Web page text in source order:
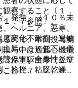
察すること〔１．
．７参照〕。
ので、本剤投与開
投与中は適宜心機能
（左室駆出率（ＬＶ
と〔７．２、９．
発熱、（１０％未
ヘルニア、悪寒、
変化不耐症、過敏
上昇、ＣＫ低下、倦
低下、全身性炎症
捻挫、粘膜乾燥、